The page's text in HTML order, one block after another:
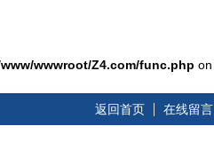
wwwroot/Z4.com/func.php
返回首页 在线留言